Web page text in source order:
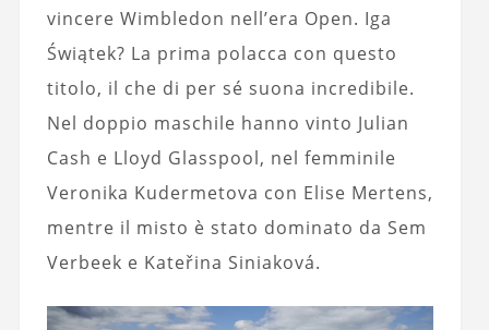
vincere Wimbledon nell’era Open. Iga
Świątek? La prima polacca con questo
titolo, il che di per sé suona incredibile.
Nel doppio maschile hanno vinto Julian
Cash e Lloyd Glasspool, nel femminile
Veronika Kudermetova con Elise Mertens,
mentre il misto è stato dominato da Sem
Verbeek e Kateřina Siniaková.